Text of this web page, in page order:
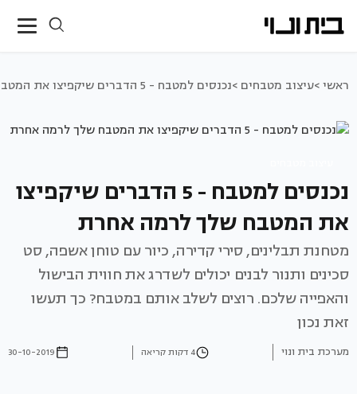
ראשי >עיצוב מטבחים >נכנסים למטבח - 5 הדברים שיקפיצו את המטבח שלך לרמה אחרת
נכנסים למטבח - 5 הדברים שיקפיצו
את המטבח שלך לרמה אחרת
מטחנת תבלינים, סירי קדירה, כיור עם טוחן אשפה, סט
סכינים ותנור לבנים יכולים לשדרג את חווית הבישול
והאפייה שלכם. רוצים לשלב אותם במטבח? כך תעשו
זאת נכון
מערכת בית ונוי 4 דקות קריאה 30-10-2019